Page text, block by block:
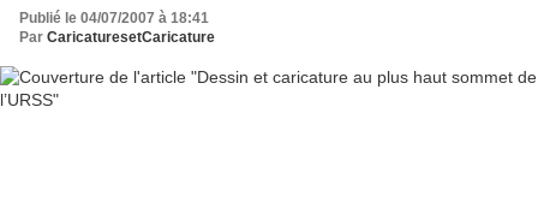
Publié le 04/07/2007 à 18:41
Par CaricaturesetCaricature